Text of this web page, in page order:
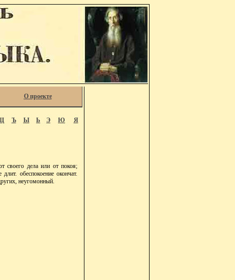
О проекте
Ъ Ы Ь Э Ю Я
своего дела или от покоя;
обеспокоение окончат.
неугомонный.